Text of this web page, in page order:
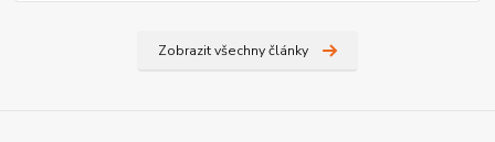
Zobrazit všechny články